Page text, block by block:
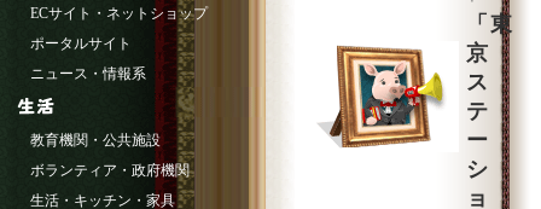
「東
京
ス
テ
ー
シ
ョ
ECサイト・ネットショップ
ポータルサイト
ニュース・情報系
教育機関・公共施設
ボランティア・政府機関
生活・キッチン・家具